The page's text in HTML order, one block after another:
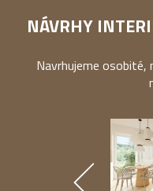
NÁVRHY
Navrhujeme osobité,